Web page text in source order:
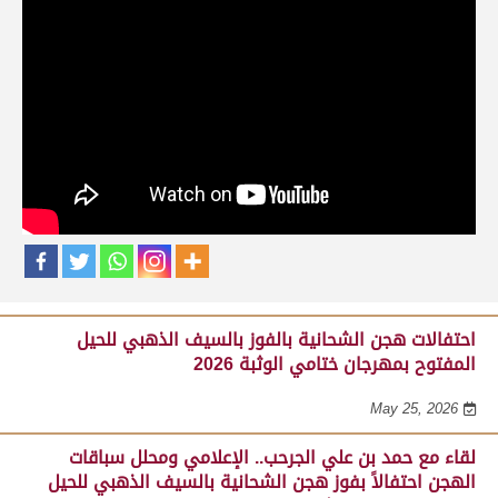
المنظمة لسباق الهجن، احتفالاً بفوز هجن
بميدان الوثبة 22-05-2026
احتفالات هجن الشحانية بالفوز بالسيف الذهبي للحيل
المفتوح بمهرجان ختامي الوثبة 2026
May 25, 2026
لقاء مع حمد بن علي الجرحب.. الإعلامي ومحلل سباقات
الهجن احتفالاً بفوز هجن الشحانية بالسيف الذهبي للحيل